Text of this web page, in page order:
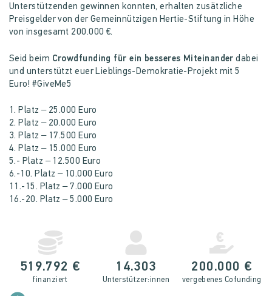
Unterstützenden gewinnen konnten, erhalten zusätzliche
Preisgelder von der Gemeinnützigen Hertie-Stiftung in Höhe
von insgesamt 200.000 €.
Seid beim Crowdfunding für ein besseres Miteinander dabei
und unterstützt euer Lieblings-Demokratie-Projekt mit 5
Euro! #GiveMe5
1. Platz – 25.000 Euro
2. Platz – 20.000 Euro
3. Platz – 17.500 Euro
4. Platz – 15.000 Euro
5.- Platz – 12.500 Euro
6.-10. Platz – 10.000 Euro
11.-15. Platz – 7.000 Euro
16.-20. Platz – 5.000 Euro
519.792 €
finanziert
14.303
Unterstütz­er:innen
200.000 €
vergebenes Cofunding